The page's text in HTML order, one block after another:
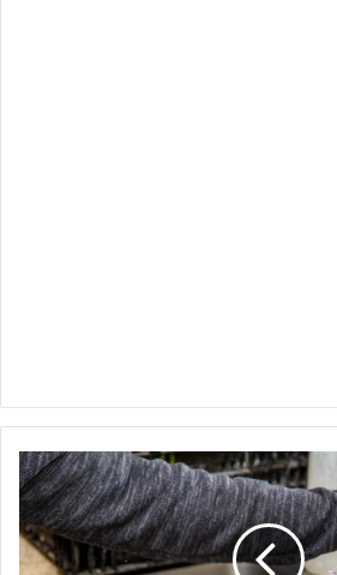
Hoy
habrá
corte
de
agua